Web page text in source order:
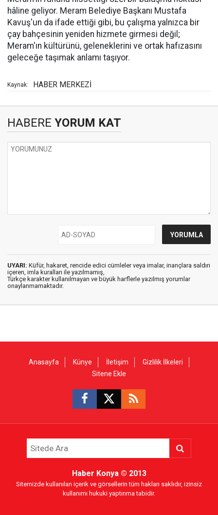
hâline geliyor. Meram Belediye Başkanı Mustafa
Kavuş'un da ifade ettiği gibi, bu çalışma yalnızca bir
çay bahçesinin yeniden hizmete girmesi değil;
Meram'ın kültürünü, geleneklerini ve ortak hafızasını
geleceğe taşımak anlamı taşıyor.
Kaynak: HABER MERKEZİ
HABERE YORUM KAT
UYARI: Küfür, hakaret, rencide edici cümleler veya imalar, inançlara saldırı
içeren, imla kuralları ile yazılmamış,
Türkçe karakter kullanılmayan ve büyük harflerle yazılmış yorumlar
onaylanmamaktadır.
Anasayfa Künye İletişim
Gizlilik İlkeleri
Sitene Ekle
Haber Konya© 2013
Sitemizde kullanılan içerik ve görsellerin tüm hakları saklıdır, izinsiz
kullanımı hukuki yaptırıma tabidir.